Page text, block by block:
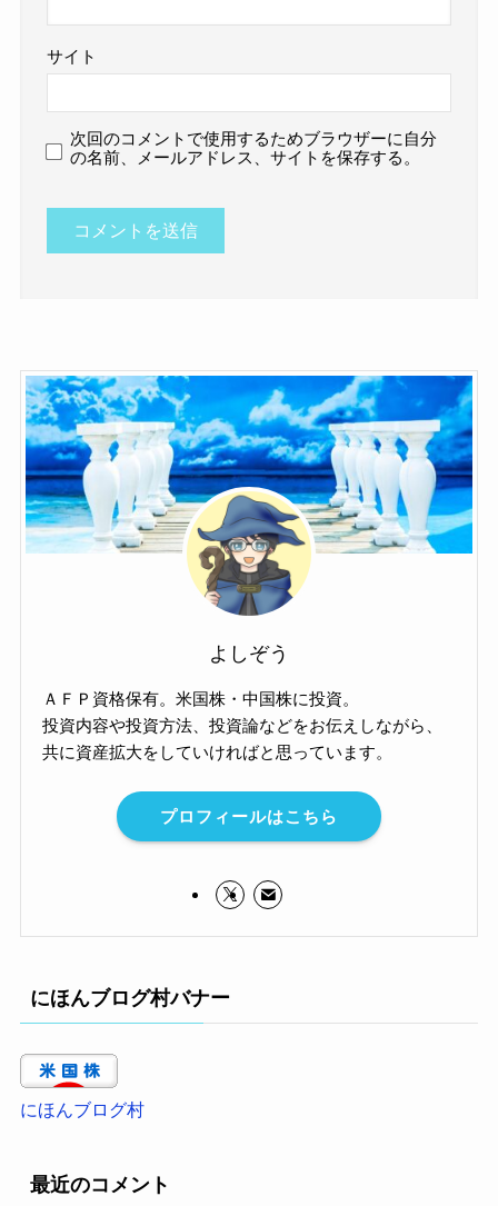
サイト
次回のコメントで使用するためブラウザーに自分
の名前、メールアドレス、サイトを保存する。
よしぞう
ＡＦＰ資格保有。米国株・中国株に投資。
投資内容や投資方法、投資論などをお伝えしながら、
共に資産拡大をしていければと思っています。
プロフィールはこちら
にほんブログ村バナー
にほんブログ村
最近のコメント